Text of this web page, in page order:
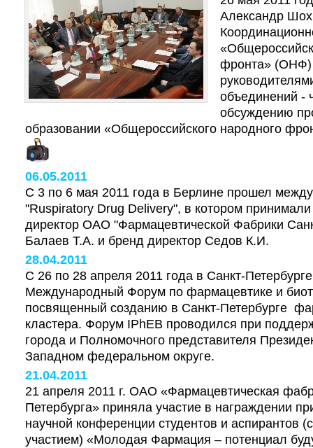
Александр
фронта» (ОНФ)
объединений
обсуждению
образовании «Общероссийского народного
06.05.2011
С 3 по 6 мая 2011 года в Берлине прошел
"Ruspiratory Drug Delivery", в котором
директор ОАО "Фармацевтической Фабрики
Балаев Т.А. и бренд директор Седов К.И.
28.04.2011
С 26 по 28 апреля 2011 года в Санкт-
Международный Форум по фармацевтике и
посвященный созданию в Санкт-Петербурге
кластера. Форум IPhEB проводился при
города и Полномочного представителя
Западном федеральном округе.
21.04.2011
21 апреля 2011 г. ОАО «Фармацевтическая
Петербурга» приняла участие в награждении
научной конференции студентов и аспирантов
участием) «Молодая Фармация – потенциал